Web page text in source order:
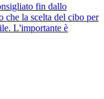
fin dallo
che la scelta del cibo per
L'importante è